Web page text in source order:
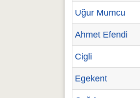
Uğur Mumcu
Ahmet Efendi
Cigli
Egekent